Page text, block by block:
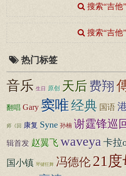
搜索“吉他
搜索“吉他
热门标签
音乐 生日 原创 天后费翔
翻唱 Gary 窦唯经典 国语
师《回 康复 Syne 孙楠 谢霆锋巡
辑首发 赵翼飞 waveya 卡拉
国小镇 琴键狂舞 冯德伦 21